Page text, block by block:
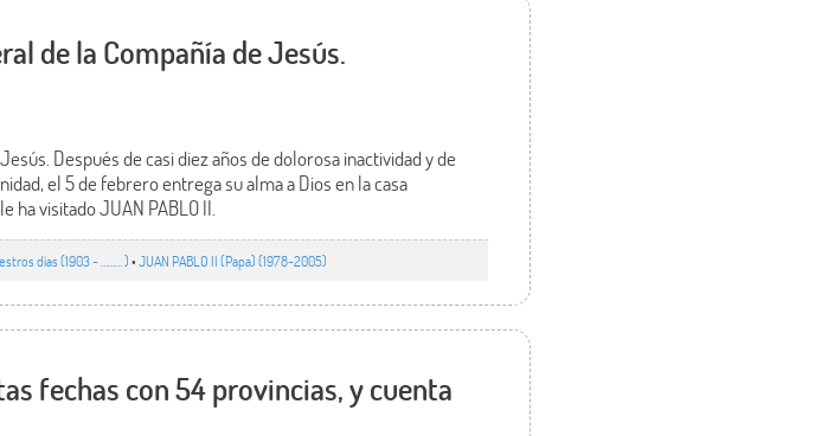
de la Compañía de Jesús.
Después de casi diez años de dolorosa inactividad y de
el 5 de febrero entrega su alma a Dios en la casa
ha visitado JUAN PABLO II.
días (1903 - ……… )•JUAN PABLO II (Papa) (1978-2005)
fechas con 54 provincias, y cuenta